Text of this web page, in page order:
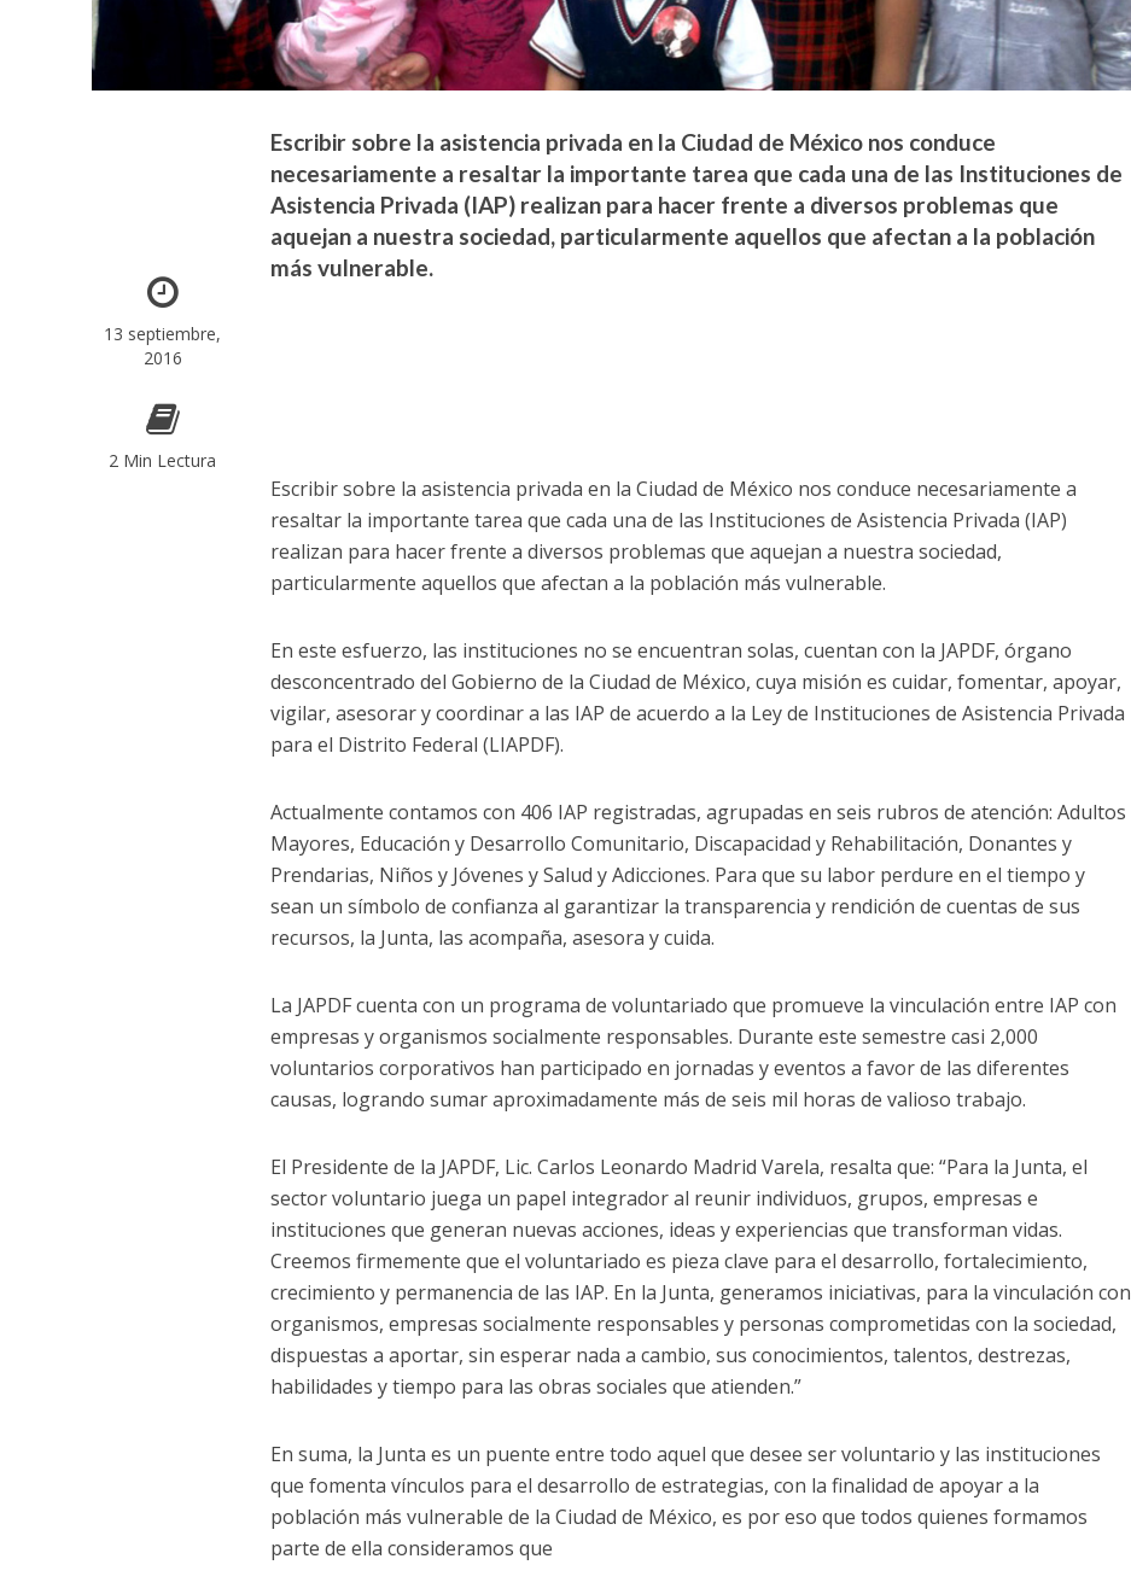
13 septiembre,
2016
2 Min Lectura
Escribir sobre la asistencia privada en la Ciudad de México nos conduce
necesariamente a resaltar la importante tarea que cada una de las Instituciones de
Asistencia Privada (IAP) realizan para hacer frente a diversos problemas que
aquejan a nuestra sociedad, particularmente aquellos que afectan a la población
más vulnerable.
Escribir sobre la asistencia privada en la Ciudad de México nos conduce necesariamente a
resaltar la importante tarea que cada una de las Instituciones de Asistencia Privada (IAP)
realizan para hacer frente a diversos problemas que aquejan a nuestra sociedad,
particularmente aquellos que afectan a la población más vulnerable.
En este esfuerzo, las instituciones no se encuentran solas, cuentan con la JAPDF, órgano
desconcentrado del Gobierno de la Ciudad de México, cuya misión es cuidar, fomentar, apoyar,
vigilar, asesorar y coordinar a las IAP de acuerdo a la Ley de Instituciones de Asistencia Privada
para el Distrito Federal (LIAPDF).
Actualmente contamos con 406 IAP registradas, agrupadas en seis rubros de atención: Adultos
Mayores, Educación y Desarrollo Comunitario, Discapacidad y Rehabilitación, Donantes y
Prendarias, Niños y Jóvenes y Salud y Adicciones. Para que su labor perdure en el tiempo y
sean un símbolo de confianza al garantizar la transparencia y rendición de cuentas de sus
recursos, la Junta, las acompaña, asesora y cuida.
La JAPDF cuenta con un programa de voluntariado que promueve la vinculación entre IAP con
empresas y organismos socialmente responsables. Durante este semestre casi 2,000
voluntarios corporativos han participado en jornadas y eventos a favor de las diferentes
causas, logrando sumar aproximadamente más de seis mil horas de valioso trabajo.
El Presidente de la JAPDF, Lic. Carlos Leonardo Madrid Varela, resalta que: “Para la Junta, el
sector voluntario juega un papel integrador al reunir individuos, grupos, empresas e
instituciones que generan nuevas acciones, ideas y experiencias que transforman vidas.
Creemos firmemente que el voluntariado es pieza clave para el desarrollo, fortalecimiento,
crecimiento y permanencia de las IAP. En la Junta, generamos iniciativas, para la vinculación con
organismos, empresas socialmente responsables y personas comprometidas con la sociedad,
dispuestas a aportar, sin esperar nada a cambio, sus conocimientos, talentos, destrezas,
habilidades y tiempo para las obras sociales que atienden.”
En suma, la Junta es un puente entre todo aquel que desee ser voluntario y las instituciones
que fomenta vínculos para el desarrollo de estrategias, con la finalidad de apoyar a la
población más vulnerable de la Ciudad de México, es por eso que todos quienes formamos
parte de ella consideramos que